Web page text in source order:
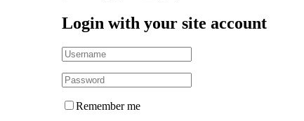
Login with your site account
Remember me